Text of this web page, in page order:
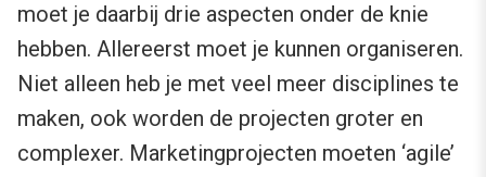
moet je daarbij drie aspecten onder de knie
hebben. Allereerst moet je kunnen organiseren.
Niet alleen heb je met veel meer disciplines te
maken, ook worden de projecten groter en
complexer. Marketingprojecten moeten ‘agile’